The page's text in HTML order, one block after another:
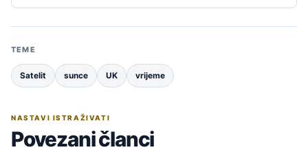
TEME
Satelit sunce UK vrijeme
NASTAVI ISTRAŽIVATI
Povezani članci